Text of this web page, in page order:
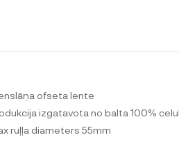
ofseta lente
izgatavota no balta 100%
ruļļa diameters 55mm